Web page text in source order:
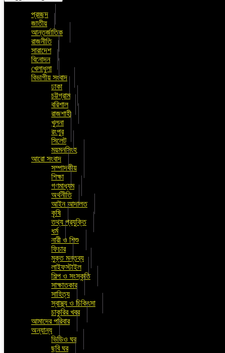
প্রচ্ছদ
জাতীয়
আন্তর্জাতিক
রাজনীতি
সারাদেশ
বিনোদন
খেলাধুলা
বিভাগীয় সংবাদ
ঢাকা
চট্টগ্রাম
বরিশাল
রাজশাহী
খুলনা
রংপুর
সিলেট
ময়মনসিংহ
আরো সংবাদ
সম্পাদকীয়
শিক্ষা
গণমাধ্যম
অর্থনীতি
আইন আদালত
কৃষি
তথ্য প্রযুক্তি
ধর্ম
নারী ও শিশু
ফিচার
মুক্ত মন্তব্য
লাইফস্টাইল
শিল্প ও সংস্কৃতি
সাক্ষাতকার
সাহিত্য
স্বাস্থ্য ও চিকিৎসা
চাকুরির খবর
আমাদের পরিবার
অন্যান্য
ভিডিও ঘর
ছবি ঘর